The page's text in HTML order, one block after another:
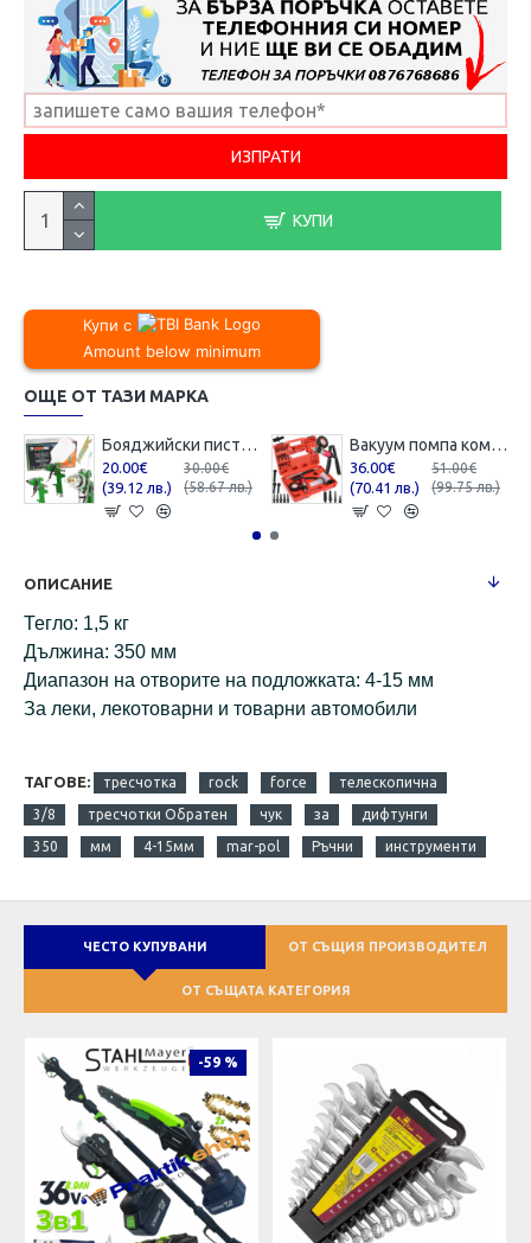
КУПИ
Купи с
Amount below minimum
ОЩЕ ОТ ТАЗИ МАРКА
Бояджийски пистолет с горно казанче Mar-pol HVLP / 1,7 мм , M80624
20.00€
(39.12 лв.)
30.00€
(58.67 лв.)
Вакуум помпа комбинирана ( вакуум и налягане ) Mar-Pol , M57698
36.00€
(70.41 лв.)
51.00€
(99.75 лв.)
ОПИСАНИЕ
Тегло: 1,5 кг
Дължина: 350 мм
Диапазон на отворите на подложката: 4-15 мм
За леки, лекотоварни и товарни автомобили
ТАГОВЕ: тресчотка rock force телескопична
3/8 тресчотки Обратен чук за дифтунги
350 мм 4-15мм mar-pol Ръчни инструменти
ЧЕСТО КУПУВАНИ ОТ СЪЩИЯ ПРОИЗВОДИТЕЛ
ОТ СЪЩАТА КАТЕГОРИЯ
-59 %